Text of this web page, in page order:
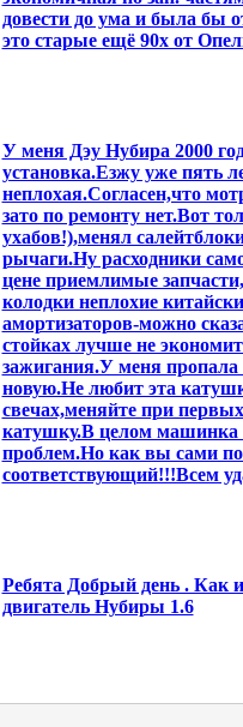
довести до ума и была бы
это старые ещё 90х от
У меня Дэу Нубира 2000
установка.Езжу уже пять
неплохая.Согласен,что
зато по ремонту нет.Вот
ухабов!),менял
рычаги.Ну расходники
цене приемлимые
колодки неплохие
амортизаторов-можно
стойках лучше не
зажигания.У меня пропала
новую.Не любит эта
свечах,меняйте при
катушку.В целом машинка
проблем.Но как вы сами
соответствующий!!!Всем
Ребята Добрый день . Как
двигатель Нубиры 1.6